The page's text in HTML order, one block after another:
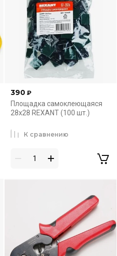
Optim, Megajet
мачты
390 ₽
Площадка самоклеющаяся
28х28 REXANT (100 шт.)
К сравнению